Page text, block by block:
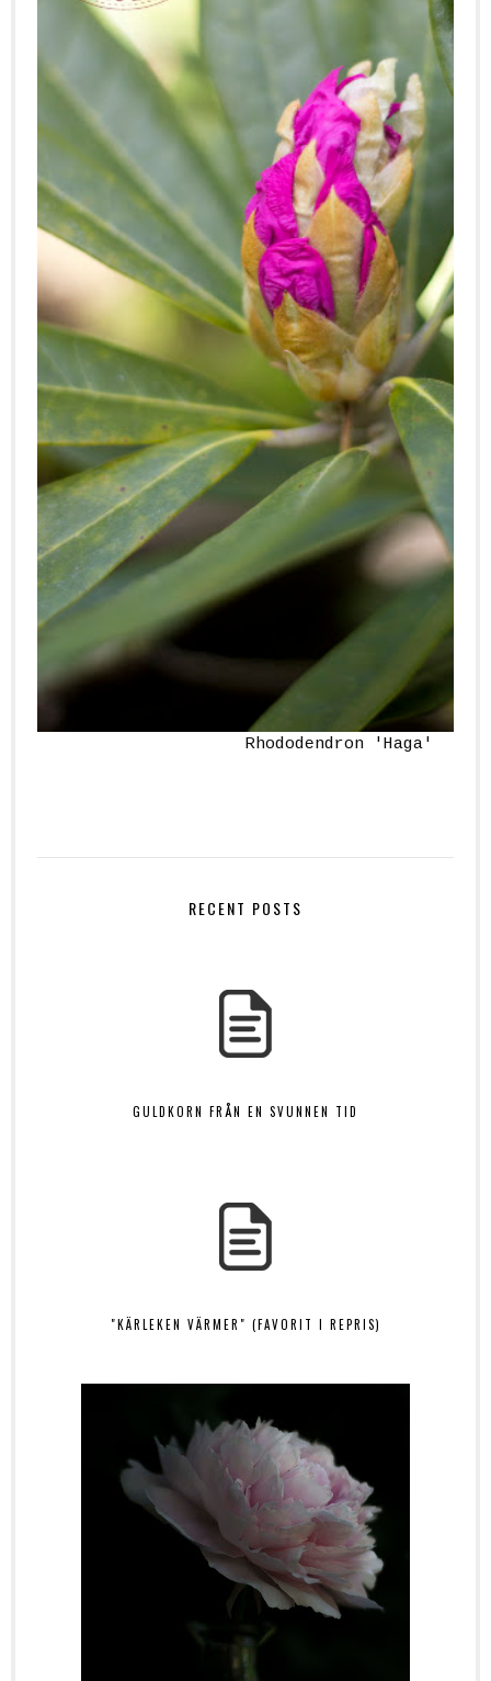
Rhododendron 'Haga'
RECENT POSTS
GULDKORN FRÅN EN SVUNNEN TID
"KÄRLEKEN VÄRMER" (FAVORIT I REPRIS)